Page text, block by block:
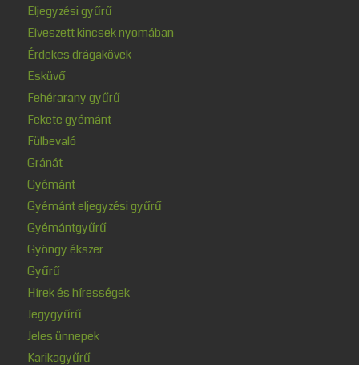
Eljegyzési gyűrű
Elveszett kincsek nyomában
Érdekes drágakövek
Esküvő
Fehérarany gyűrű
Fekete gyémánt
Fülbevaló
Gránát
Gyémánt
Gyémánt eljegyzési gyűrű
Gyémántgyűrű
Gyöngy ékszer
Gyűrű
Hírek és hírességek
Jegygyűrű
Jeles ünnepek
Karikagyűrű